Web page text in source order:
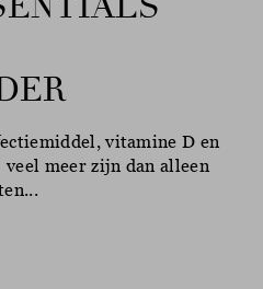
vitamine D en
meer zijn dan alleen